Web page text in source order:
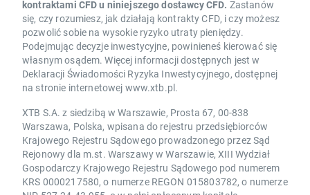
kontraktami CFD u niniejszego dostawcy CFD. Zastanów
się, czy rozumiesz, jak działają kontrakty CFD, i czy możesz
pozwolić sobie na wysokie ryzyko utraty pieniędzy.
Podejmując decyzje inwestycyjne, powinieneś kierować się
własnym osądem. Więcej informacji dostępnych jest w
Deklaracji Świadomości Ryzyka Inwestycyjnego, dostępnej
na stronie internetowej www.xtb.pl.
XTB S.A. z siedzibą w Warszawie, Prosta 67, 00-838
Warszawa, Polska, wpisana do rejestru przedsiębiorców
Krajowego Rejestru Sądowego prowadzonego przez Sąd
Rejonowy dla m.st. Warszawy w Warszawie, XIII Wydział
Gospodarczy Krajowego Rejestru Sądowego pod numerem
KRS 0000217580, o numerze REGON 015803782, o numerze